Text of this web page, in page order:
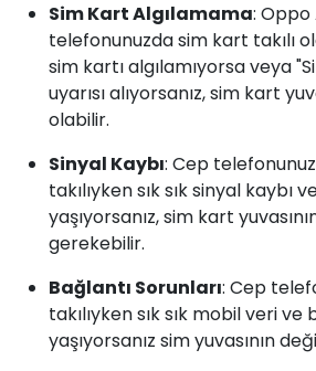
Sim Kart Algılamama:
telefonunuzda sim kart takılı
sim kartı algılamıyorsa veya
uyarısı alıyorsanız, sim kart
olabilir.
Sinyal Kaybı: Cep
takılıyken sık sık sinyal kaybı
yaşıyorsanız, sim kart
gerekebilir.
Bağlantı Sorunları: Cep
takılıyken sık sık mobil veri ve
yaşıyorsanız sim yuvasının